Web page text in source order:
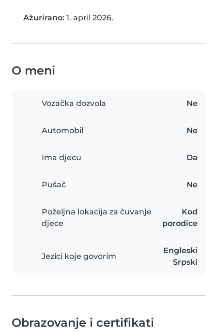
Ažurirano: 1. april 2026.
O meni
Vozačka dozvola Ne
Automobil Ne
Ima djecu Da
Pušač Ne
Poželjna lokacija za čuvanje
djece
Kod
porodice
Jezici koje govorim
Engleski
Srpski
Obrazovanje i certifikati